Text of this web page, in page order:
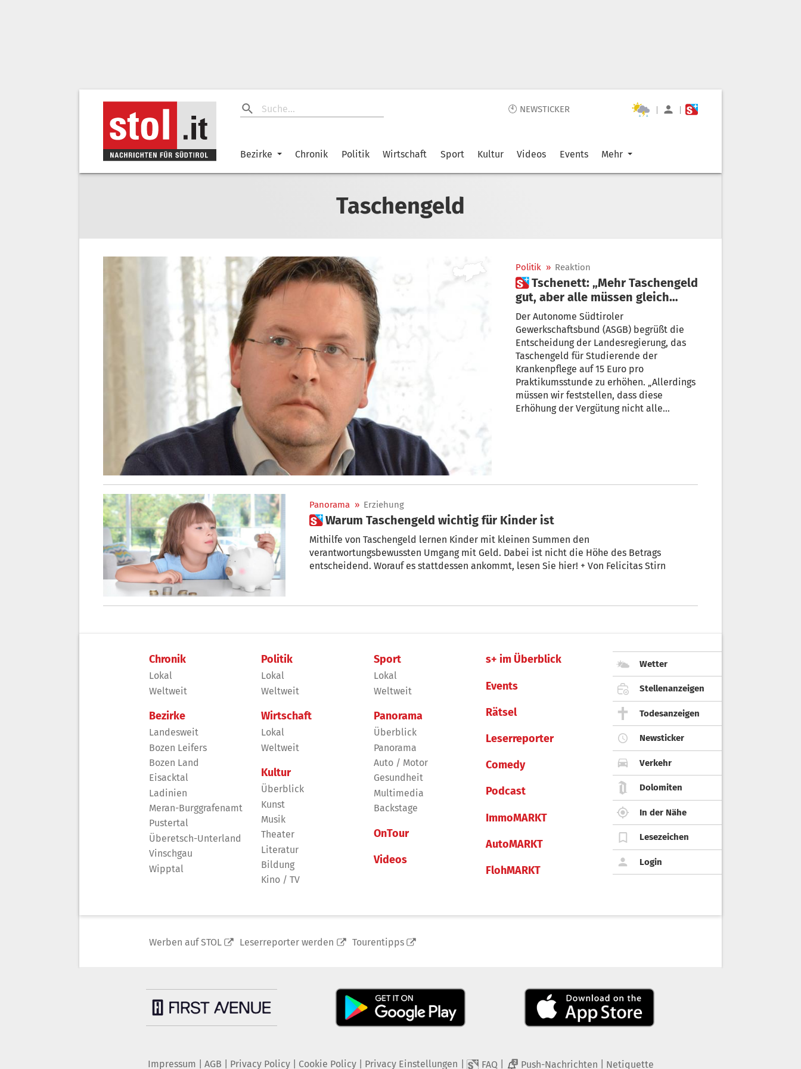
🕙 NEWSTICKER | |
Bezirke Chronik Politik Wirtschaft Sport Kultur Videos Events Mehr
Taschengeld
Politik » Reaktion
 Tschenett: „Mehr Taschengeld
gut, aber alle müssen gleich
behandelt werden“
Der Autonome Südtiroler
Gewerkschaftsbund (ASGB) begrüßt die
Entscheidung der Landesregierung, das
Taschengeld für Studierende der
Krankenpflege auf 15 Euro pro
Praktikumsstunde zu erhöhen. „Allerdings
müssen wir feststellen, dass diese
Erhöhung der Vergütung nicht alle
Tschenett.
Panorama » Erziehung
 Warum Taschengeld wichtig für Kinder ist
Mithilfe von Taschengeld lernen Kinder mit kleinen Summen den
verantwortungsbewussten Umgang mit Geld. Dabei ist nicht die Höhe des Betrags
entscheidend. Worauf es stattdessen ankommt, lesen Sie hier! + Von Felicitas Stirn
Chronik
Lokal
Weltweit
Bezirke
Landesweit
Bozen Leifers
Bozen Land
Eisacktal
Ladinien
Meran-Burggrafenamt
Pustertal
Überetsch-Unterland
Vinschgau
Wipptal
Politik
Lokal
Weltweit
Wirtschaft
Lokal
Weltweit
Kultur
Überblick
Kunst
Musik
Theater
Literatur
Bildung
Kino / TV
Sport
Lokal
Weltweit
Panorama
Überblick
Panorama
Auto / Motor
Gesundheit
Multimedia
Backstage
OnTour
Videos
s+ im Überblick
Events
Rätsel
Leserreporter
Comedy
Podcast
ImmoMARKT
AutoMARKT
FlohMARKT
Wetter
Stellenanzeigen
Todesanzeigen
Newsticker
Verkehr
Dolomiten
In der Nähe
Lesezeichen
Login
Werben auf STOL Leserreporter werden Tourentipps
Impressum AGB Privacy Policy| Cookie Policy| Privacy Einstellungen FAQ 2 Push-Nachrichten Netiquette